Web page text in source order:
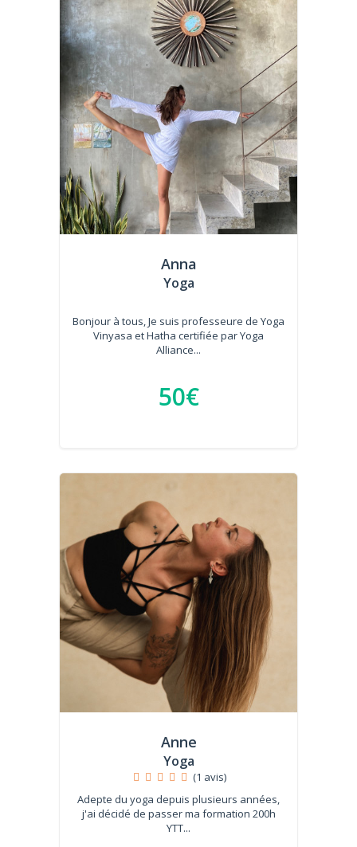
Anna
Yoga
Bonjour à tous, Je suis professeure de Yoga
Vinyasa et Hatha certifiée par Yoga
Alliance...
50€
Anne
Yoga
(1 avis)
Adepte du yoga depuis plusieurs années,
j'ai décidé de passer ma formation 200h
YTT...